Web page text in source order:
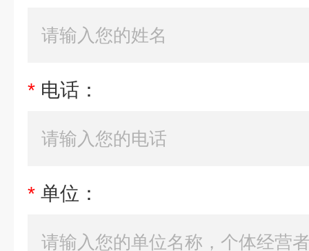
* 电话：
* 单位：